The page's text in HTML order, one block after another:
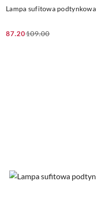
Lampa sufitowa
Cena
87.20
Cena
109.00